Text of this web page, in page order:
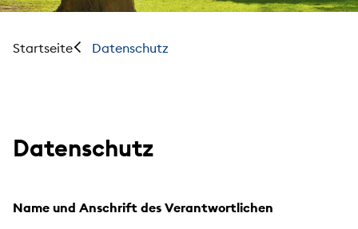
Startseite Datenschutz
Datenschutz
Name und Anschrift des Verantwortlichen